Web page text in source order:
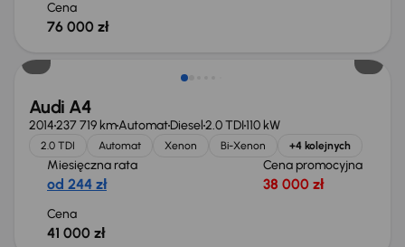
Cena
76 000 zł
Audi A4
2014237 719 kmAutomatDiesel2.0 TDI110 kW
2.0 TDI Automat Xenon Bi-Xenon +4 kolejnych
Miesięczna rata
od 244 zł
Cena promocyjna
38 000 zł
Cena
41 000 zł